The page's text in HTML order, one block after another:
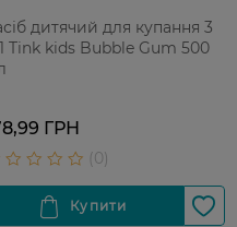
дитячий для купання 3
Tink kids Bubble Gum 500
ГРН